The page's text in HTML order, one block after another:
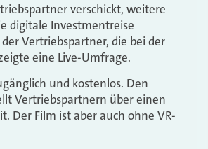
verschickt, weitere
digitale Investmentreise
Vertriebspartner, die bei der
eine Live-Umfrage.
und kostenlos. Den
Vertriebspartnern über einen
Der Film ist aber auch ohne VR-